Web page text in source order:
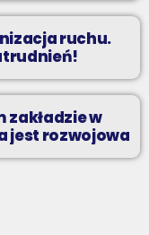
ruchu.
w
jest rozwojowa